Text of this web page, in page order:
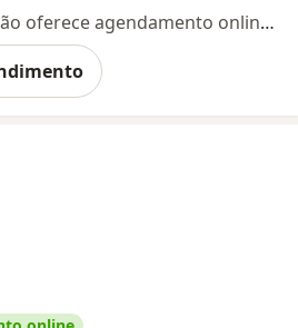
Esse especialista não oferece agendamento online para esse endereço.